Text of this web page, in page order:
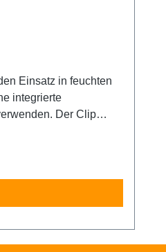
Einsatz in feuchten
integrierte
Der Clip
erfolgt ohne
Unbedingt außerhalb